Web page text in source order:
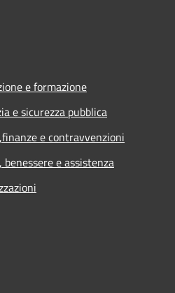
e formazione
e sicurezza pubblica
e contravvenzioni
benessere e assistenza